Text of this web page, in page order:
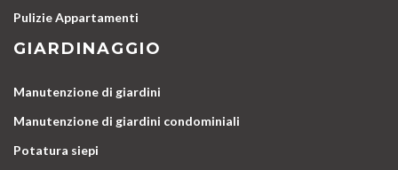
Pulizie Appartamenti
GIARDINAGGIO
Manutenzione di giardini
Manutenzione di giardini condominiali
Potatura siepi